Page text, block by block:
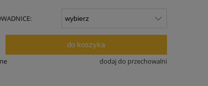
kiedy produkt pojawił się w
do koszyka
dodaj do przechowalni